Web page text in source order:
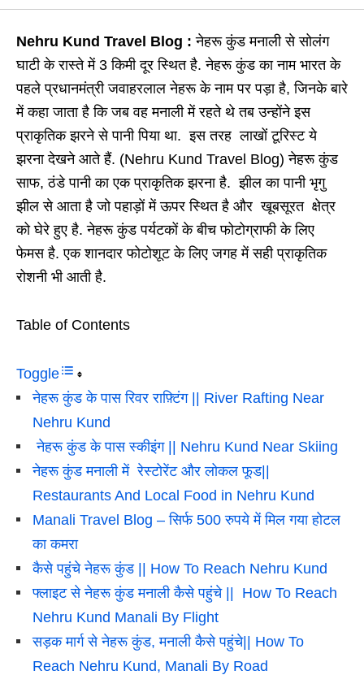
Nehru Kund Travel Blog : नेहरू कुंड मनाली से सोलंग
घाटी के रास्ते में 3 किमी दूर स्थित है. नेहरू कुंड का नाम भारत के
पहले प्रधानमंत्री जवाहरलाल नेहरू के नाम पर पड़ा है, जिनके बारे
में कहा जाता है कि जब वह मनाली में रहते थे तब उन्होंने इस
प्राकृतिक झरने से पानी पिया था. इस तरह लाखों टूरिस्ट ये
झरना देखने आते हैं. (Nehru Kund Travel Blog) नेहरू कुंड
साफ, ठंडे पानी का एक प्राकृतिक झरना है. झील का पानी भृगु
झील से आता है जो पहाड़ों में ऊपर स्थित है और खूबसूरत क्षेत्र
को घेरे हुए है. नेहरू कुंड पर्यटकों के बीच फोटोग्राफी के लिए
फेमस है. एक शानदार फोटोशूट के लिए जगह में सही प्राकृतिक
रोशनी भी आती है.
Table of Contents
Toggle
नेहरू कुंड के पास रिवर राफ़्टिंग || River Rafting Near
Nehru Kund
नेहरू कुंड के पास स्कीइंग || Nehru Kund Near Skiing
नेहरू कुंड मनाली में रेस्टोरेंट और लोकल फूड||
Restaurants And Local Food in Nehru Kund
Manali Travel Blog – सिर्फ 500 रुपये में मिल गया होटल
का कमरा
कैसे पहुंचे नेहरू कुंड || How To Reach Nehru Kund
फ्लाइट से नेहरू कुंड मनाली कैसे पहुंचे || How To Reach
Nehru Kund Manali By Flight
सड़क मार्ग से नेहरू कुंड, मनाली कैसे पहुंचे|| How To
Reach Nehru Kund, Manali By Road